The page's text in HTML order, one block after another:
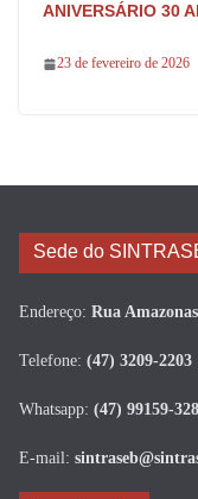
ANIVERSÁRIO 30
23 de fevereiro de 2026
Sede do
Endereço: Rua
Telefone: (47) 3209-2203
Whatsapp: (47) 99159-
E-mail: